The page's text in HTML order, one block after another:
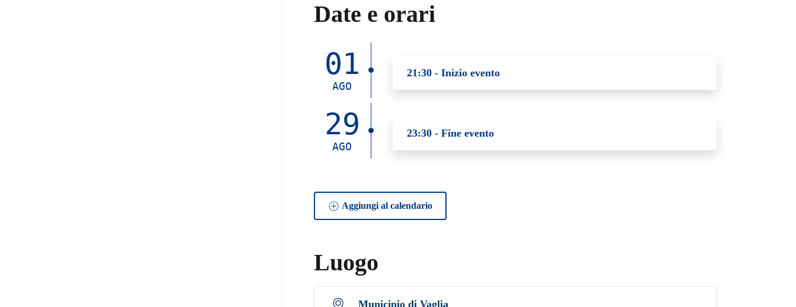
Date e orari
01
AGO
21:30 - Inizio evento
29
AGO
23:30 - Fine evento
Aggiungi al calendario
Luogo
Municipio di Vaglia